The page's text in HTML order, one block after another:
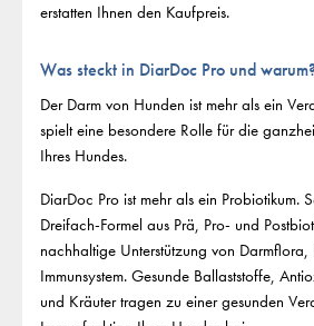
erstatten Ihnen den Kaufpreis.
Was steckt in DiarDoc Pro und warum?
Der Darm von Hunden ist mehr als ein
spielt eine besondere Rolle für die
Ihres Hundes.
DiarDoc Pro ist mehr als ein Probiotikum.
Dreifach-Formel aus Prä, Pro- und
nachhaltige Unterstützung von
Immunsystem. Gesunde Ballaststoffe,
und Kräuter tragen zu einer gesunden